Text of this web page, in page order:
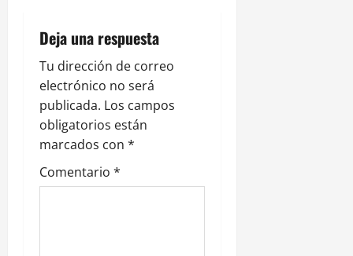
i
ó
n
d
e
Deja una respuesta
Tu dirección de correo
electrónico no será
publicada. Los campos
obligatorios están
marcados con *
Comentario *